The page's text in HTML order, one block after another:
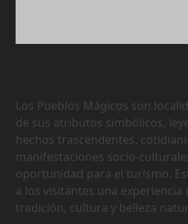
Los Pueblos Mágicos son
de sus atributos simbólicos,
hechos trascendentes,
manifestaciones socio-
oportunidad para el turismo.
a los visitantes una experiencia
tradición, cultura y belleza